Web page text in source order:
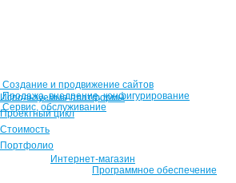
Создание и продвижение сайтов
Продажа, внедрение, конфигурирование
Сервис, обслуживание
Используемые платформы
Проектный цикл
Стоимость
Портфолио
Интернет-магазин
Программное обеспечение